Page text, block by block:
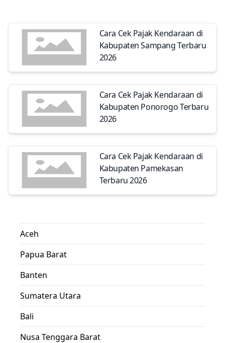
Cara Cek Pajak Kendaraan di
Kabupaten Sampang Terbaru
2026
Cara Cek Pajak Kendaraan di
Kabupaten Ponorogo Terbaru
2026
Cara Cek Pajak Kendaraan di
Kabupaten Pamekasan
Terbaru 2026
Aceh
Papua Barat
Banten
Sumatera Utara
Bali
Nusa Tenggara Barat